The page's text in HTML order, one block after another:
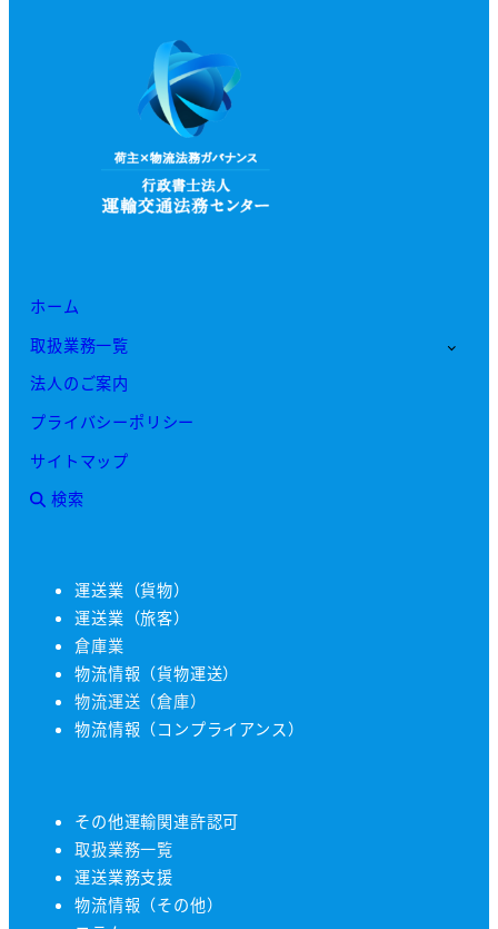
ホーム
取扱業務一覧
法人のご案内
プライバシーポリシー
サイトマップ
検索
運送業（貨物）
運送業（旅客）
倉庫業
物流情報（貨物運送）
物流運送（倉庫）
物流情報（コンプライアンス）
その他運輸関連許認可
取扱業務一覧
運送業務支援
物流情報（その他）